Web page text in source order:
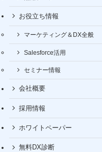
お役立ち情報
マーケティング＆DX全般
Salesforce活用
セミナー情報
会社概要
採用情報
ホワイトペーパー
無料DX診断